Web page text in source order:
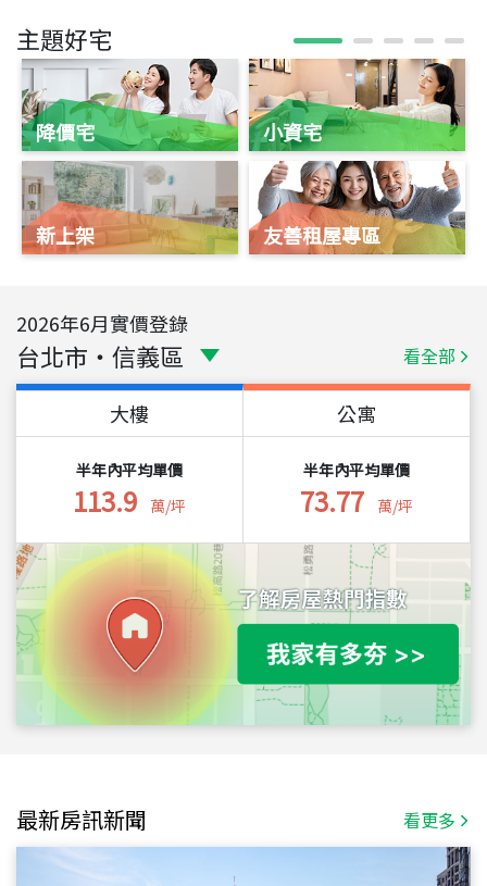
主題好宅
降價宅
新上架
小資宅
友善租屋專區
2026年6月實價登錄
台北市 ・ 信義區 看全部
大樓
半年內平均單價
113.9 萬/坪
公寓
半年內平均單價
73.77 萬/坪
最新房訊新聞 看更多